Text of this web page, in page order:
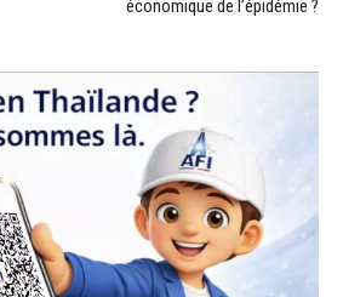
économique de l’épidémie ?